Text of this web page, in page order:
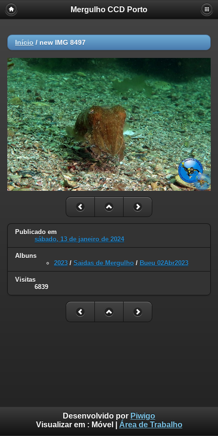
Mergulho CCD Porto
Início / new IMG 8497
Publicado em
sábado, 13 de janeiro de 2024
Albuns
2023 / Saidas de Mergulho / Bueu 02Abr2023
Visitas
6839
Desenvolvido por Piwigo
Visualizar em : Móvel Área de Trabalho